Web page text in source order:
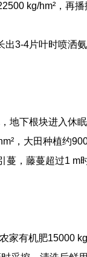
kg/hm²，再
出3-4片叶时喷洒
地下根块进入休
，大田种植约
蔓，藤蔓超过1
家有机肥15000